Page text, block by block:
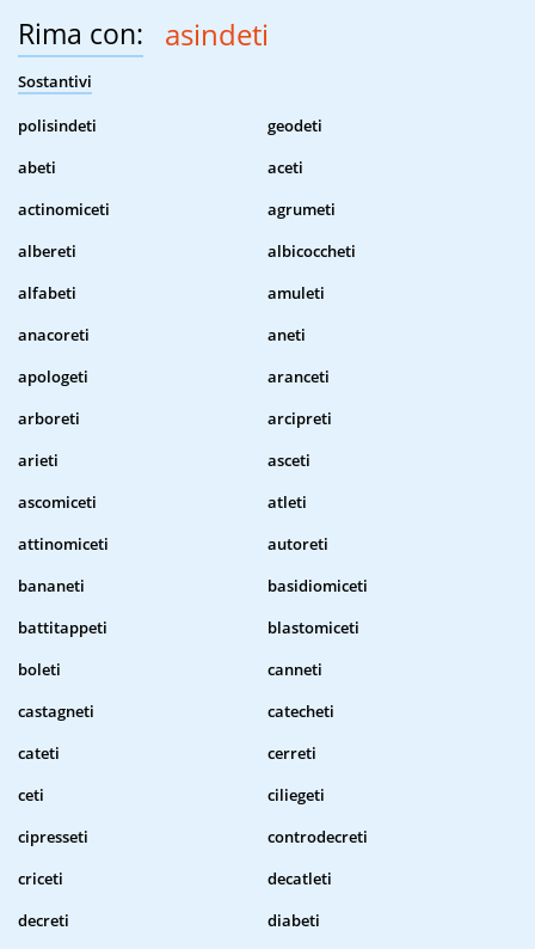
Rima con: asindeti
Sostantivi
polisindeti
geodeti
abeti
aceti
actinomiceti
agrumeti
albereti
albicoccheti
alfabeti
amuleti
anacoreti
aneti
apologeti
aranceti
arboreti
arcipreti
arieti
asceti
ascomiceti
atleti
attinomiceti
autoreti
bananeti
basidiomiceti
battitappeti
blastomiceti
boleti
canneti
castagneti
catecheti
cateti
cerreti
ceti
ciliegeti
cipresseti
controdecreti
criceti
decatleti
decreti
diabeti